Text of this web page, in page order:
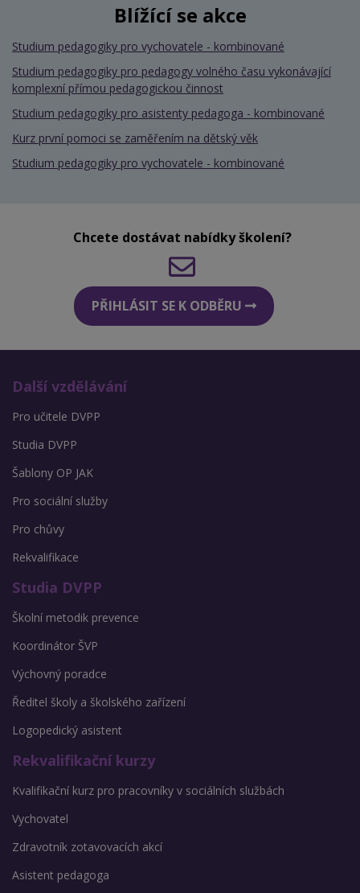
Blížící se akce
Studium pedagogiky pro vychovatele - kombinované
Studium pedagogiky pro pedagogy volného času vykonávající
komplexní přímou pedagogickou činnost
Studium pedagogiky pro asistenty pedagoga - kombinované
Kurz první pomoci se zaměřením na dětský věk
Studium pedagogiky pro vychovatele - kombinované
Chcete dostávat nabídky školení?
PŘIHLÁSIT SE K ODBĚRU
Další vzdělávání
Pro učitele DVPP
Studia DVPP
Šablony OP JAK
Pro sociální služby
Pro chůvy
Rekvalifikace
Studia DVPP
Školní metodik prevence
Koordinátor ŠVP
Výchovný poradce
Ředitel školy a školského zařízení
Logopedický asistent
Rekvalifikační kurzy
Kvalifikační kurz pro pracovníky v sociálních službách
Vychovatel
Zdravotník zotavovacích akcí
Asistent pedagoga